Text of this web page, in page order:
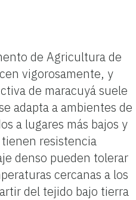
de Agricultura de
vigorosamente, y
de maracuyá suele
adapta a ambientes de
a lugares más bajos y
resistencia
denso pueden tolerar
cercanas a los
del tejido bajo tierra